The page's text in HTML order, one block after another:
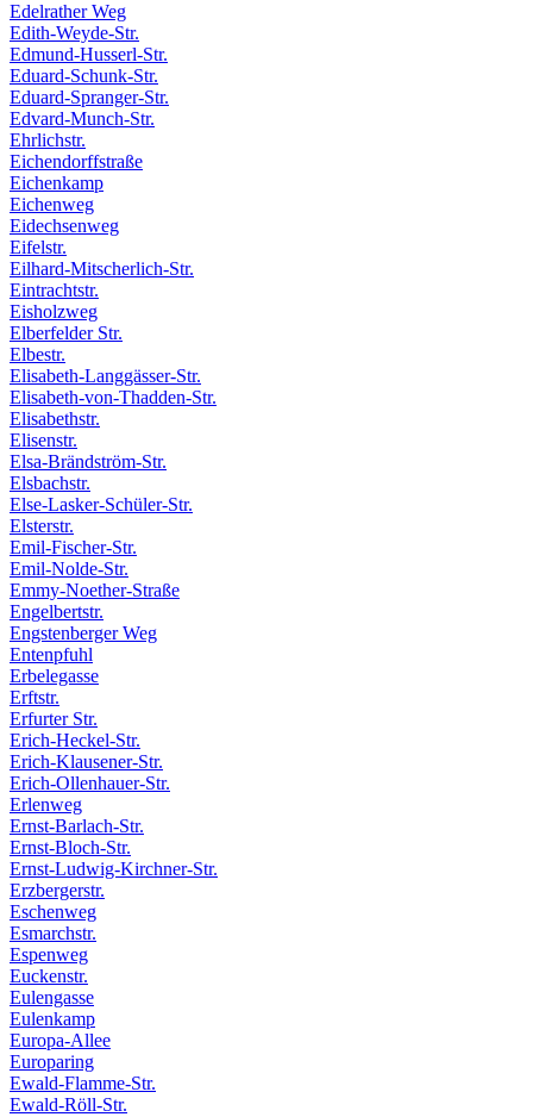
Edelrather Weg
Edith-Weyde-Str.
Edmund-Husserl-Str.
Eduard-Schunk-Str.
Eduard-Spranger-Str.
Edvard-Munch-Str.
Ehrlichstr.
Eichendorffstraße
Eichenkamp
Eichenweg
Eidechsenweg
Eifelstr.
Eilhard-Mitscherlich-Str.
Eintrachtstr.
Eisholzweg
Elberfelder Str.
Elbestr.
Elisabeth-Langgässer-Str.
Elisabeth-von-Thadden-Str.
Elisabethstr.
Elisenstr.
Elsa-Brändström-Str.
Elsbachstr.
Else-Lasker-Schüler-Str.
Elsterstr.
Emil-Fischer-Str.
Emil-Nolde-Str.
Emmy-Noether-Straße
Engelbertstr.
Engstenberger Weg
Entenpfuhl
Erbelegasse
Erftstr.
Erfurter Str.
Erich-Heckel-Str.
Erich-Klausener-Str.
Erich-Ollenhauer-Str.
Erlenweg
Ernst-Barlach-Str.
Ernst-Bloch-Str.
Ernst-Ludwig-Kirchner-Str.
Erzbergerstr.
Eschenweg
Esmarchstr.
Espenweg
Euckenstr.
Eulengasse
Eulenkamp
Europa-Allee
Europaring
Ewald-Flamme-Str.
Ewald-Röll-Str.